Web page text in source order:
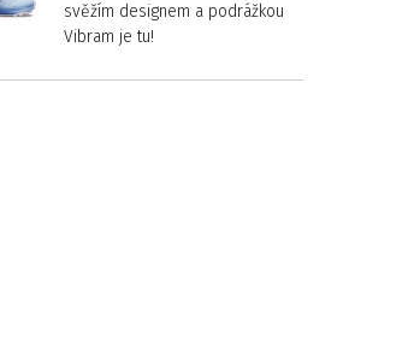
svěžím designem a podrážkou
Vibram je tu!